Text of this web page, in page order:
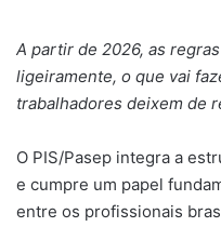
A partir de 2026, as
ligeiramente, o que vai
trabalhadores deixem de
O PIS/Pasep integra a
e cumpre um papel
entre os profissionais